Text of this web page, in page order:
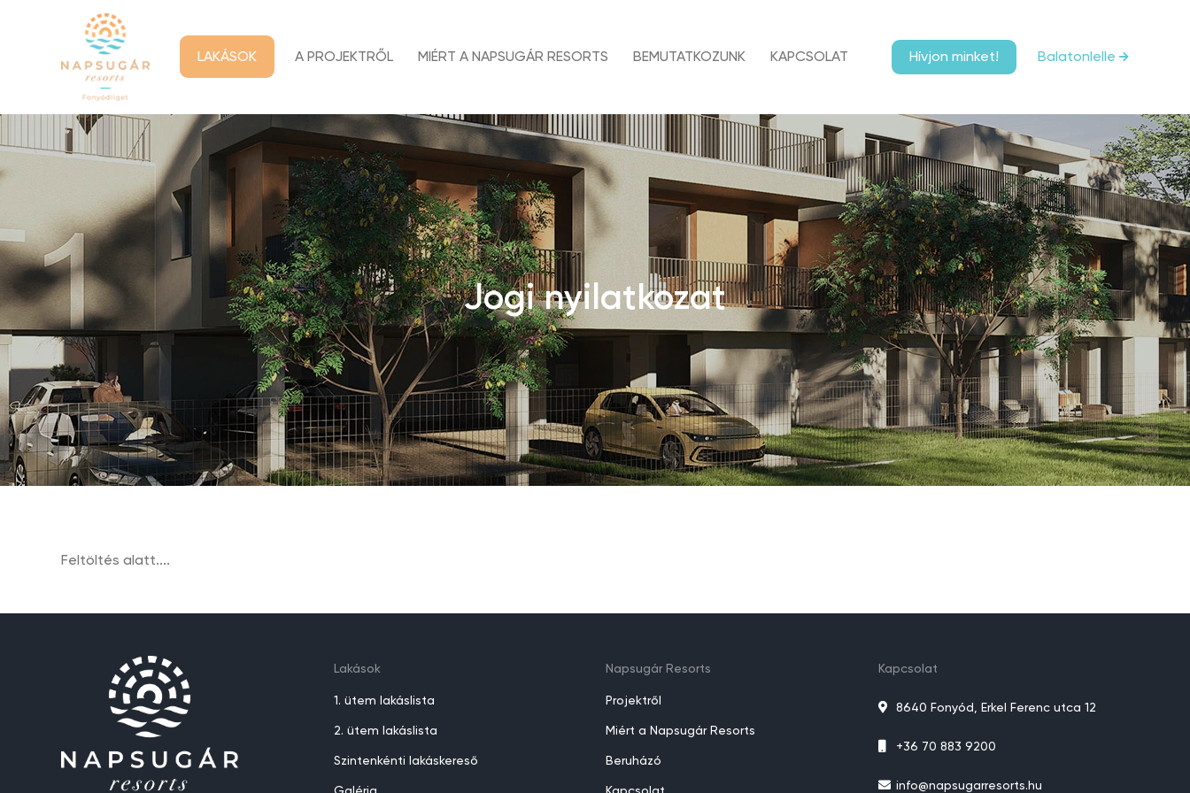
LAKÁSOK A PROJEKTRŐL MIÉRT A NAPSUGÁR RESORTS BEMUTATKOZUNK KAPCSOLAT Hívjon minket! Balatonlelle
Jogi nyilatkozat
Feltöltés alatt....
Lakások
1. ütem lakáslista
2. ütem lakáslista
Szintenkénti lakáskereső
Napsugár Resorts
Projektről
Miért a Napsugár Resorts
Beruházó
Kapcsolat
8640 Fonyód, Erkel Ferenc utca 12
+36 70 883 9200
info@napsugarresorts.hu